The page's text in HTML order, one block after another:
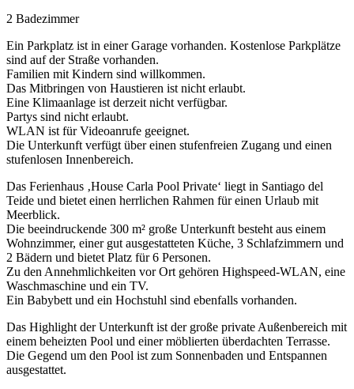
2 Badezimmer
Ein Parkplatz ist in einer Garage vorhanden. Kostenlose Parkplätze
sind auf der Straße vorhanden.
Familien mit Kindern sind willkommen.
Das Mitbringen von Haustieren ist nicht erlaubt.
Eine Klimaanlage ist derzeit nicht verfügbar.
Partys sind nicht erlaubt.
WLAN ist für Videoanrufe geeignet.
Die Unterkunft verfügt über einen stufenfreien Zugang und einen
stufenlosen Innenbereich.
Das Ferienhaus ‚House Carla Pool Private‘ liegt in Santiago del
Teide und bietet einen herrlichen Rahmen für einen Urlaub mit
Meerblick.
Die beeindruckende 300 m² große Unterkunft besteht aus einem
Wohnzimmer, einer gut ausgestatteten Küche, 3 Schlafzimmern und
2 Bädern und bietet Platz für 6 Personen.
Zu den Annehmlichkeiten vor Ort gehören Highspeed-WLAN, eine
Waschmaschine und ein TV.
Ein Babybett und ein Hochstuhl sind ebenfalls vorhanden.
Das Highlight der Unterkunft ist der große private Außenbereich mit
einem beheizten Pool und einer möblierten überdachten Terrasse.
Die Gegend um den Pool ist zum Sonnenbaden und Entspannen
ausgestattet.